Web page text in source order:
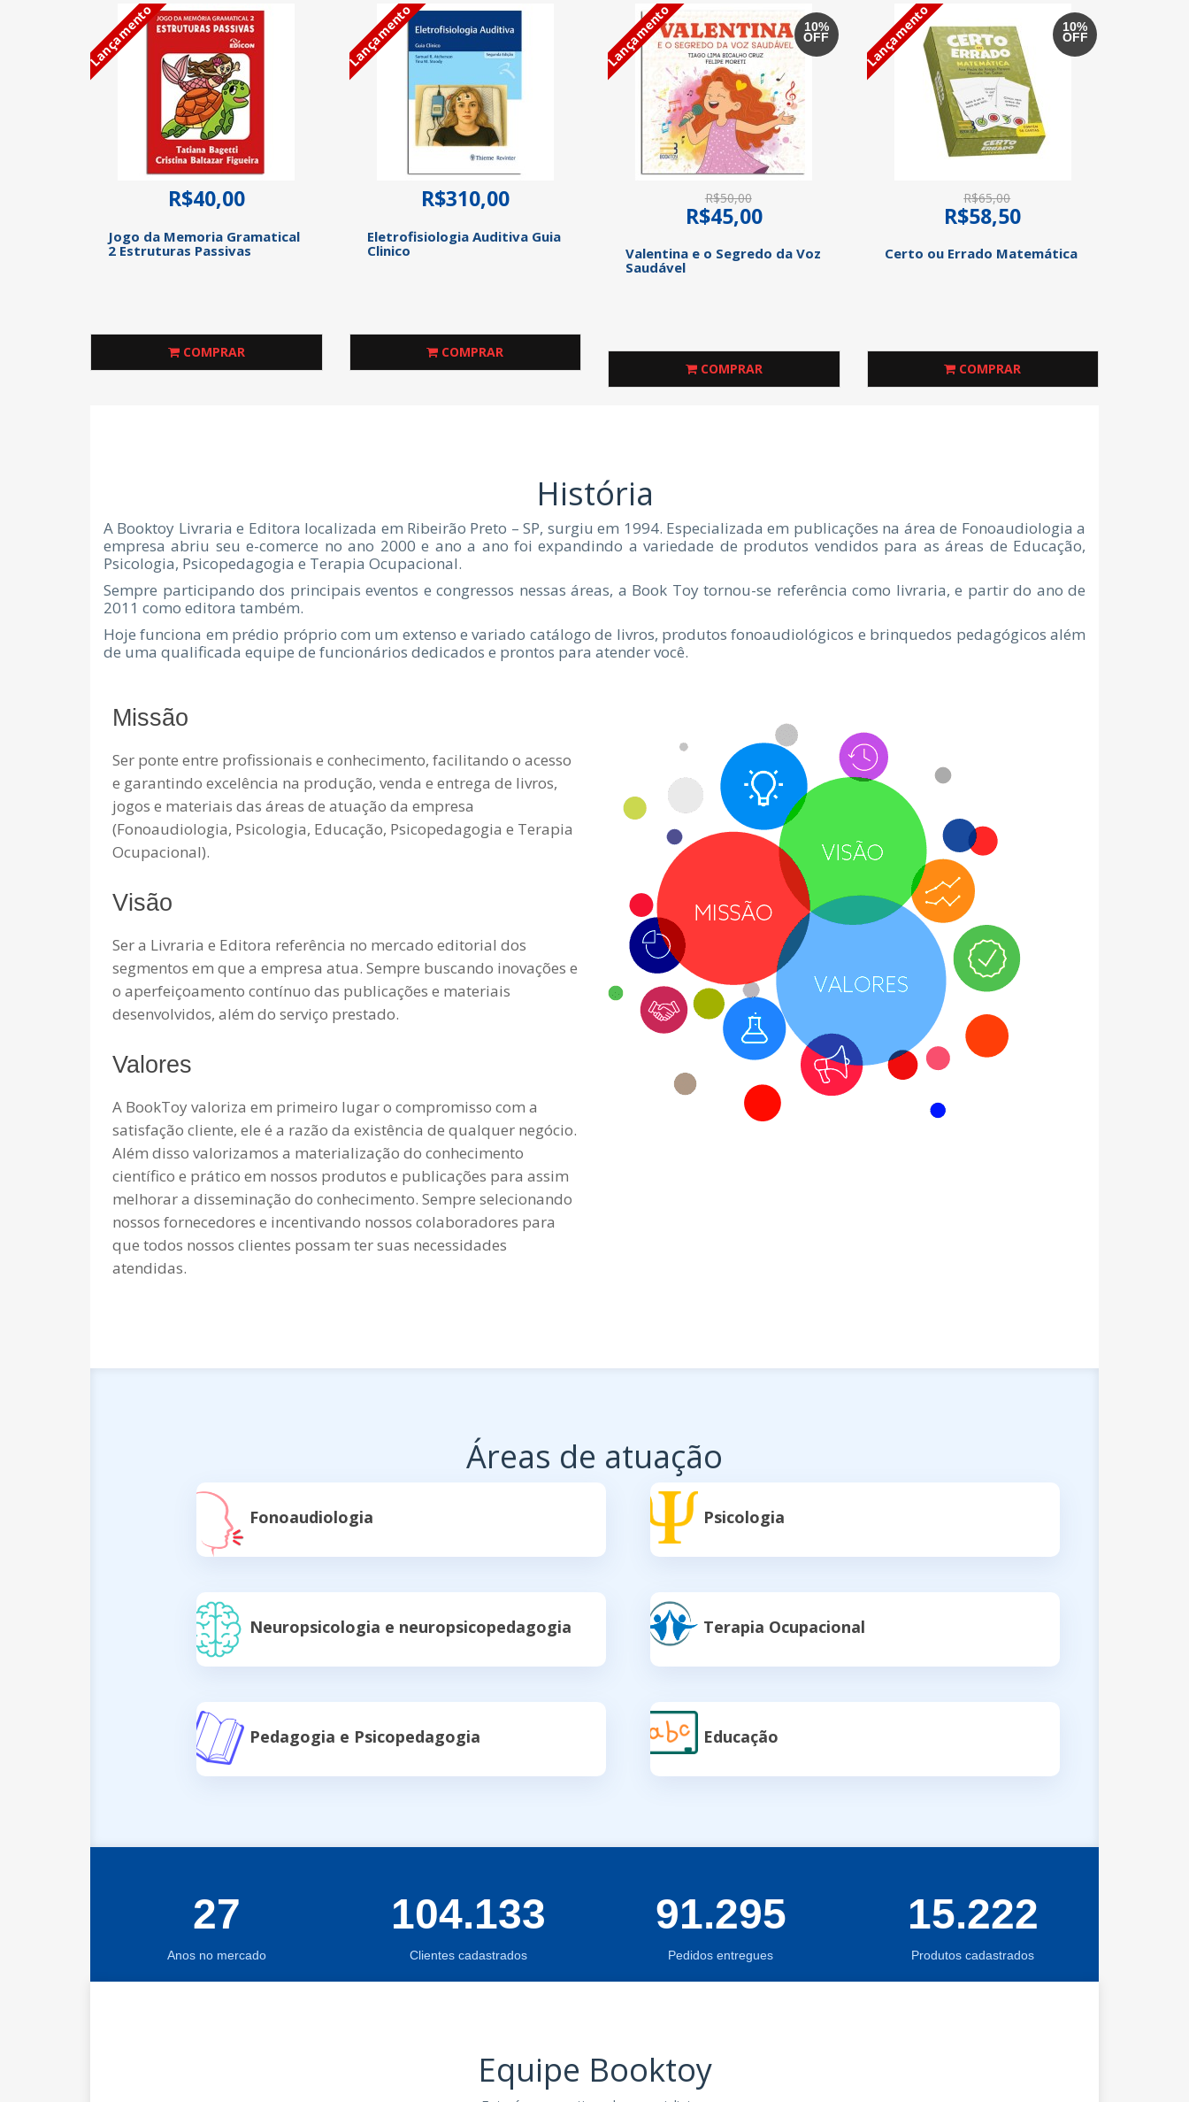
Lançamento
R$40,00
Jogo da Memoria Gramatical
2 Estruturas Passivas
COMPRAR
Lançamento
R$310,00
Eletrofisiologia Auditiva Guia
Clinico
COMPRAR
10%
OFF
Lançamento
R$50,00
R$45,00
Valentina e o Segredo da Voz
Saudável
COMPRAR
10%
OFF
Lançamento
R$65,00
R$58,50
Certo ou Errado Matemática
COMPRAR
História
A Booktoy Livraria e Editora localizada em Ribeirão Preto – SP, surgiu em 1994. Especializada em publicações na área de Fonoaudiologia a
empresa abriu seu e-comerce no ano 2000 e ano a ano foi expandindo a variedade de produtos vendidos para as áreas de Educação,
Psicologia, Psicopedagogia e Terapia Ocupacional.
Sempre participando dos principais eventos e congressos nessas áreas, a Book Toy tornou-se referência como livraria, e partir do ano de
2011 como editora também.
Hoje funciona em prédio próprio com um extenso e variado catálogo de livros, produtos fonoaudiológicos e brinquedos pedagógicos além
de uma qualificada equipe de funcionários dedicados e prontos para atender você.
Missão
Ser ponte entre profissionais e conhecimento, facilitando o acesso
e garantindo excelência na produção, venda e entrega de livros,
jogos e materiais das áreas de atuação da empresa
(Fonoaudiologia, Psicologia, Educação, Psicopedagogia e Terapia
Ocupacional).
Visão
Ser a Livraria e Editora referência no mercado editorial dos
segmentos em que a empresa atua. Sempre buscando inovações e
o aperfeiçoamento contínuo das publicações e materiais
desenvolvidos, além do serviço prestado.
Valores
A BookToy valoriza em primeiro lugar o compromisso com a
satisfação cliente, ele é a razão da existência de qualquer negócio.
Além disso valorizamos a materialização do conhecimento
científico e prático em nossos produtos e publicações para assim
melhorar a disseminação do conhecimento. Sempre selecionando
nossos fornecedores e incentivando nossos colaboradores para
que todos nossos clientes possam ter suas necessidades
atendidas.
Áreas de atuação
Fonoaudiologia Psicologia
Neuropsicologia e neuropsicopedagogia Terapia Ocupacional
Pedagogia e Psicopedagogia Educação
27
Anos no mercado
104.133
Clientes cadastrados
91.295
Pedidos entregues
15.222
Produtos cadastrados
Equipe Booktoy